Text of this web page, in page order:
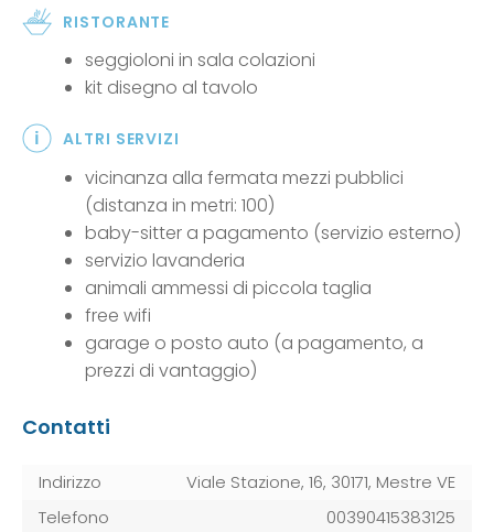
RISTORANTE
seggioloni in sala colazioni
kit disegno al tavolo
ALTRI SERVIZI
vicinanza alla fermata mezzi pubblici
(distanza in metri: 100)
baby-sitter a pagamento (servizio esterno)
servizio lavanderia
animali ammessi di piccola taglia
free wifi
garage o posto auto (a pagamento, a
prezzi di vantaggio)
Contatti
Indirizzo
Viale Stazione, 16, 30171, Mestre VE
Telefono
00390415383125